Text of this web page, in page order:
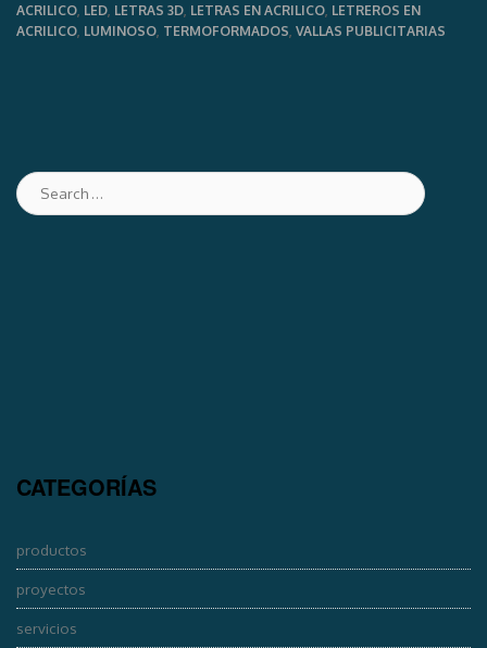
ACRILICO LED LETRAS 3D LETRAS EN ACRILICO LETREROS EN
ACRILICO LUMINOSO TERMOFORMADOS VALLAS PUBLICITARIAS
CATEGORÍAS
productos
proyectos
servicios